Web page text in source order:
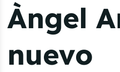
Àngel
nuevo